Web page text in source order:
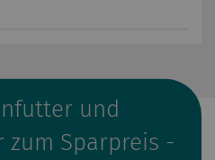
und
Sparpreis -